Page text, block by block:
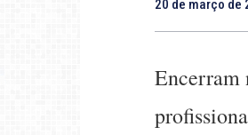
20 de março de
Encerram